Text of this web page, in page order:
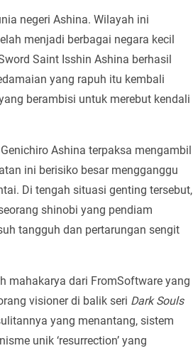
negeri Ashina. Wilayah ini
menjadi berbagai negara kecil
Saint Isshin Ashina berhasil
yang rapuh itu kembali
berambisi untuk merebut kendali
Ashina terpaksa mengambil
ini berisiko besar mengganggu
Di tengah situasi genting tersebut,
shinobi yang pendiam
tangguh dan pertarungan sengit
mahakarya dari FromSoftware yang
visioner di balik seri Dark Souls
yang menantang, sistem
unik ‘resurrection’ yang